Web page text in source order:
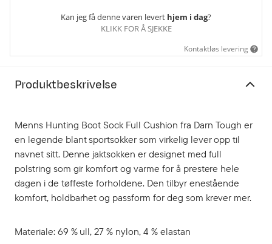
Kan jeg få denne varen levert hjem i dag?
KLIKK FOR Å SJEKKE
Kontaktløs levering
Produktbeskrivelse
Menns Hunting Boot Sock Full Cushion fra Darn Tough er
en legende blant sportsokker som virkelig lever opp til
navnet sitt. Denne jaktsokken er designet med full
polstring som gir komfort og varme for å prestere hele
dagen i de tøffeste forholdene. Den tilbyr enestående
komfort, holdbarhet og passform for deg som krever mer.
Materiale: 69 % ull, 27 % nylon, 4 % elastan